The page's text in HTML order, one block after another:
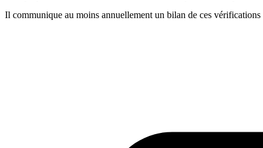
Il communique au moins annuellement un bilan de ces